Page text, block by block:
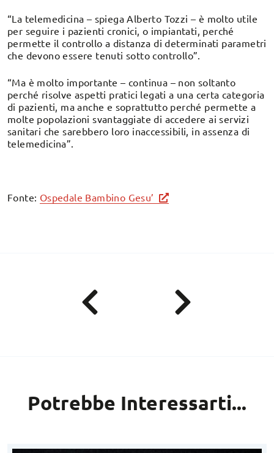
“La telemedicina – spiega Alberto Tozzi – è molto utile
per seguire i pazienti cronici, o impiantati, perché
permette il controllo a distanza di determinati parametri
che devono essere tenuti sotto controllo”.
“Ma è molto importante – continua – non soltanto
perché risolve aspetti pratici legati a una certa categoria
di pazienti, ma anche e soprattutto perché permette a
molte popolazioni svantaggiate di accedere ai servizi
sanitari che sarebbero loro inaccessibili, in assenza di
telemedicina”.
Fonte: Ospedale Bambino Gesu’
Potrebbe Interessarti...